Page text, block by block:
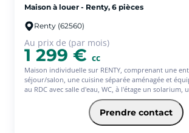
Maison à louer - Renty, 6 pièces
Renty (62560)
Au prix de (par mois)
1 299 € cc
Maison individuelle sur RENTY, comprenant une
séjour/salon, une cuisine séparée aménagée et
au RDC avec salle d'eau, WC, à l'étage un solarium,
un WC, 3 chambres, un garage, une buanderie, une
jardin. Pompe à chaleur. adoucisseur - Les
risques auxquels ce bien est exposé sont
Géorisques : www.georisques.gouv.fr
Prendre contact